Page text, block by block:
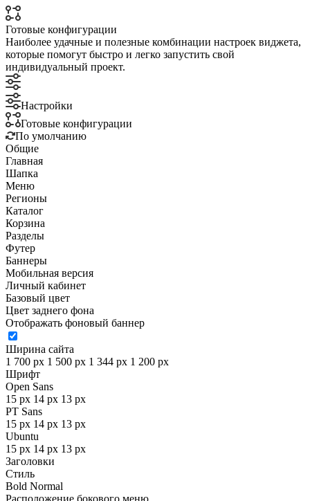
Готовые конфигурации
Наиболее удачные и полезные комбинации настроек виджета,
которые помогут быстро и легко запустить свой
индивидуальный проект.
Настройки
Готовые конфигурации
По умолчанию
Общие
Главная
Шапка
Меню
Регионы
Каталог
Корзина
Разделы
Футер
Баннеры
Мобильная версия
Личный кабинет
Базовый цвет
Цвет заднего фона
Отображать фоновый баннер
Ширина сайта
1 700 px 1 500 px 1 344 px 1 200 px
Шрифт
Open Sans
15 px 14 px 13 px
PT Sans
15 px 14 px 13 px
Ubuntu
15 px 14 px 13 px
Заголовки
Стиль
Bold Normal
Расположение бокового меню